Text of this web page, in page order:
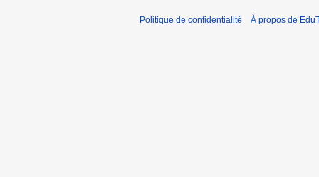
Politique de confidentialité À propos de